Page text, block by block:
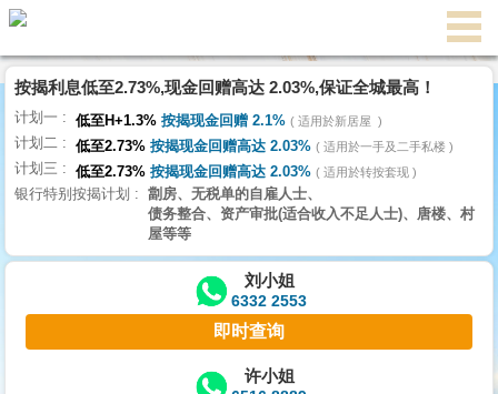
代
理
主
页
搵
楼/
交
业
主
按揭利息低至2.73%,现金回赠高达 2.03%,保证全城最高！
计划一 低至H+1.3% 按揭现金回赠 2.1% 适用於新居屋
计划二 低至2.73% 按揭现金回赠高达 2.03% 适用於一手及二手私楼
计划三 低至2.73% 按揭现金回赠高达 2.03% 适用於转按套现
银行特别按揭计划
劏房、无税单的自雇人士、
债务整合、资产审批(适合收入不足人士)、唐楼、村
屋等等
刘小姐
6332 2553
即时查询
许小姐